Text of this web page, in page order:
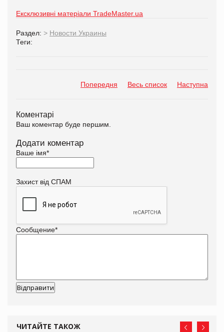
Ексклюзивні матеріали TradeMaster.ua
Раздел: > Новости Украины
Теги:
Попередня Весь список Наступна
Коментарі
Ваш коментар буде першим.
Додати коментар
Ваше імя*
Захист від СПАМ
Сообщение*
ЧИТАЙТЕ ТАКОЖ